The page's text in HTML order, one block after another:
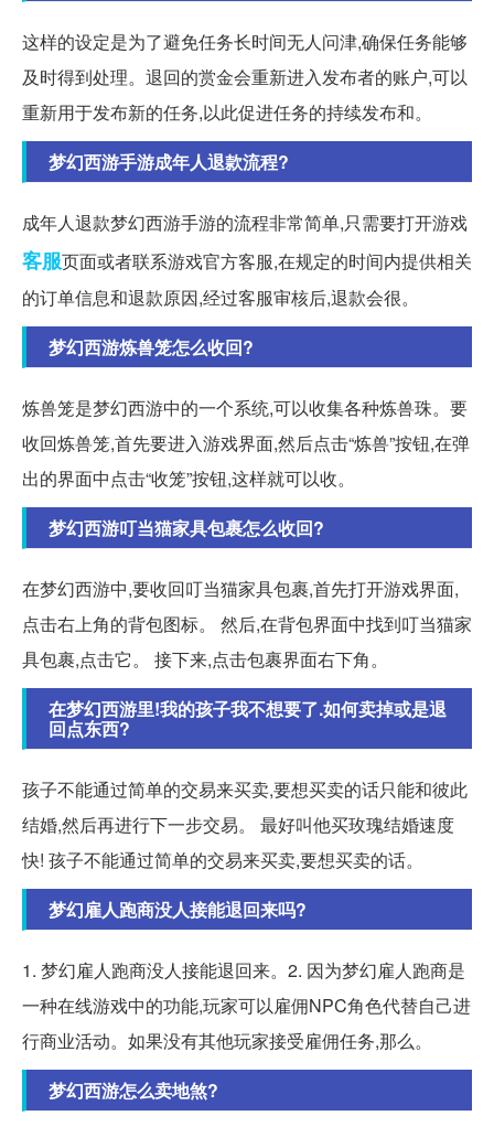
这样的设定是为了避免任务长时间无人问津,确保任务能够
及时得到处理。退回的赏金会重新进入发布者的账户,可以
重新用于发布新的任务,以此促进任务的持续发布和。
梦幻西游手游成年人退款流程?
成年人退款梦幻西游手游的流程非常简单,只需要打开游戏
客服页面或者联系游戏官方客服,在规定的时间内提供相关
的订单信息和退款原因,经过客服审核后,退款会很。
梦幻西游炼兽笼怎么收回?
炼兽笼是梦幻西游中的一个系统,可以收集各种炼兽珠。要
收回炼兽笼,首先要进入游戏界面,然后点击“炼兽”按钮,在弹
出的界面中点击“收笼”按钮,这样就可以收。
梦幻西游叮当猫家具包裹怎么收回?
在梦幻西游中,要收回叮当猫家具包裹,首先打开游戏界面,
点击右上角的背包图标。 然后,在背包界面中找到叮当猫家
具包裹,点击它。 接下来,点击包裹界面右下角。
在梦幻西游里!我的孩子我不想要了.如何卖掉或是退
回点东西?
孩子不能通过简单的交易来买卖,要想买卖的话只能和彼此
结婚,然后再进行下一步交易。 最好叫他买玫瑰结婚速度
快! 孩子不能通过简单的交易来买卖,要想买卖的话。
梦幻雇人跑商没人接能退回来吗?
1. 梦幻雇人跑商没人接能退回来。2. 因为梦幻雇人跑商是
一种在线游戏中的功能,玩家可以雇佣NPC角色代替自己进
行商业活动。如果没有其他玩家接受雇佣任务,那么。
梦幻西游怎么卖地煞?